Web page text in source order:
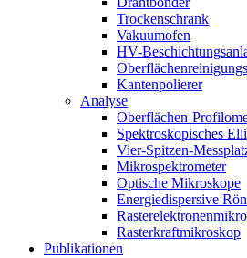
Trockenschrank
Vakuumofen
HV-
Kantenpolierer
Analyse
Oberflächen-
Spektroskopisches
Vier-Spitzen-
Mikrospektrometer
Optische Mikroskope
Energiedispersive
Rasterkraftmikroskop
Publikationen